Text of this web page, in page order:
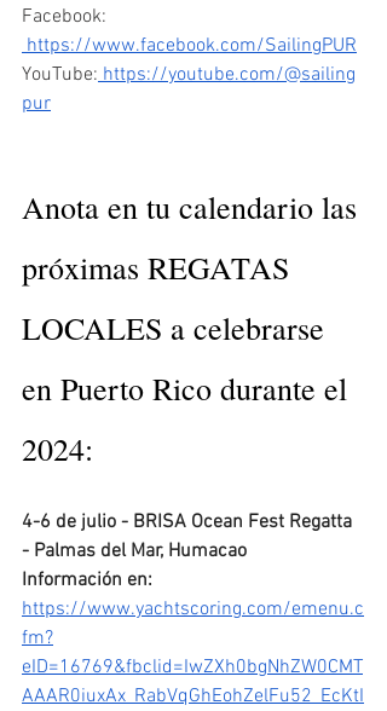
Facebook:
https://www.facebook.com/SailingPUR
YouTube: https://youtube.com/@sailing
pur
Anota en tu calendario las
próximas REGATAS
LOCALES a celebrarse
en Puerto Rico durante el
2024:
4-6 de julio - BRISA Ocean Fest Regatta
- Palmas del Mar, Humacao
Información en:
https://www.yachtscoring.com/emenu.c
fm?
eID=16769&fbclid=IwZXh0bgNhZW0CMT
AAAR0iuxAx_RabVqGhEohZelFu52_EcKtI